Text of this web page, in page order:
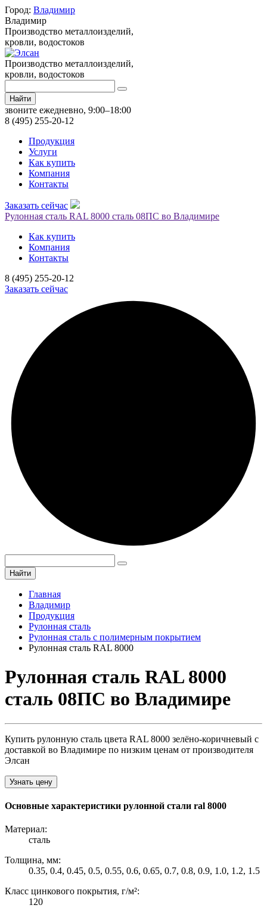
Город: Владимир
Владимир
Производство металлоизделий,
кровли, водостоков
Производство металлоизделий,
кровли, водостоков
Найти
звоните ежедневно, 9:00–18:00
8 (495) 255-20-12
Продукция
Услуги
Как купить
Компания
Контакты
Заказать сейчас
Рулонная сталь RAL 8000 сталь 08ПС во Владимире
Как купить
Компания
Контакты
8 (495) 255-20-12
Заказать сейчас
Найти
Главная
Владимир
Продукция
Рулонная сталь
Рулонная сталь с полимерным покрытием
Рулонная сталь RAL 8000
Рулонная сталь RAL 8000
сталь 08ПС во Владимире
Купить рулонную сталь цвета RAL 8000 зелёно-коричневый с
доставкой во Владимире по низким ценам от производителя
Элсан
Узнать цену
Основные характеристики рулонной стали ral 8000
Материал:
сталь
Толщина, мм:
0.35, 0.4, 0.45, 0.5, 0.55, 0.6, 0.65, 0.7, 0.8, 0.9, 1.0, 1.2, 1.5
Класс цинкового покрытия, г/м²:
120